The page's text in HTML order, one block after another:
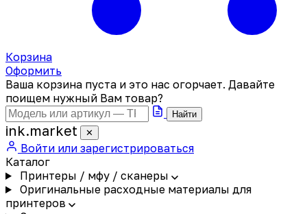
Корзина
Оформить
Ваша корзина пуста и это нас огорчает. Давайте
поищем нужный Вам товар?
Найти
ink.market ✕
Войти или зарегистрироваться
Каталог
Принтеры / мфу / сканеры
Оригинальные расходные материалы для
принтеров